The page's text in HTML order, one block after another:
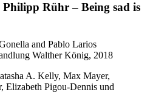
Rühr – Being sad is
and Pablo Larios
Walther König, 2018
A. Kelly, Max Mayer,
Elizabeth Pigou-Dennis und